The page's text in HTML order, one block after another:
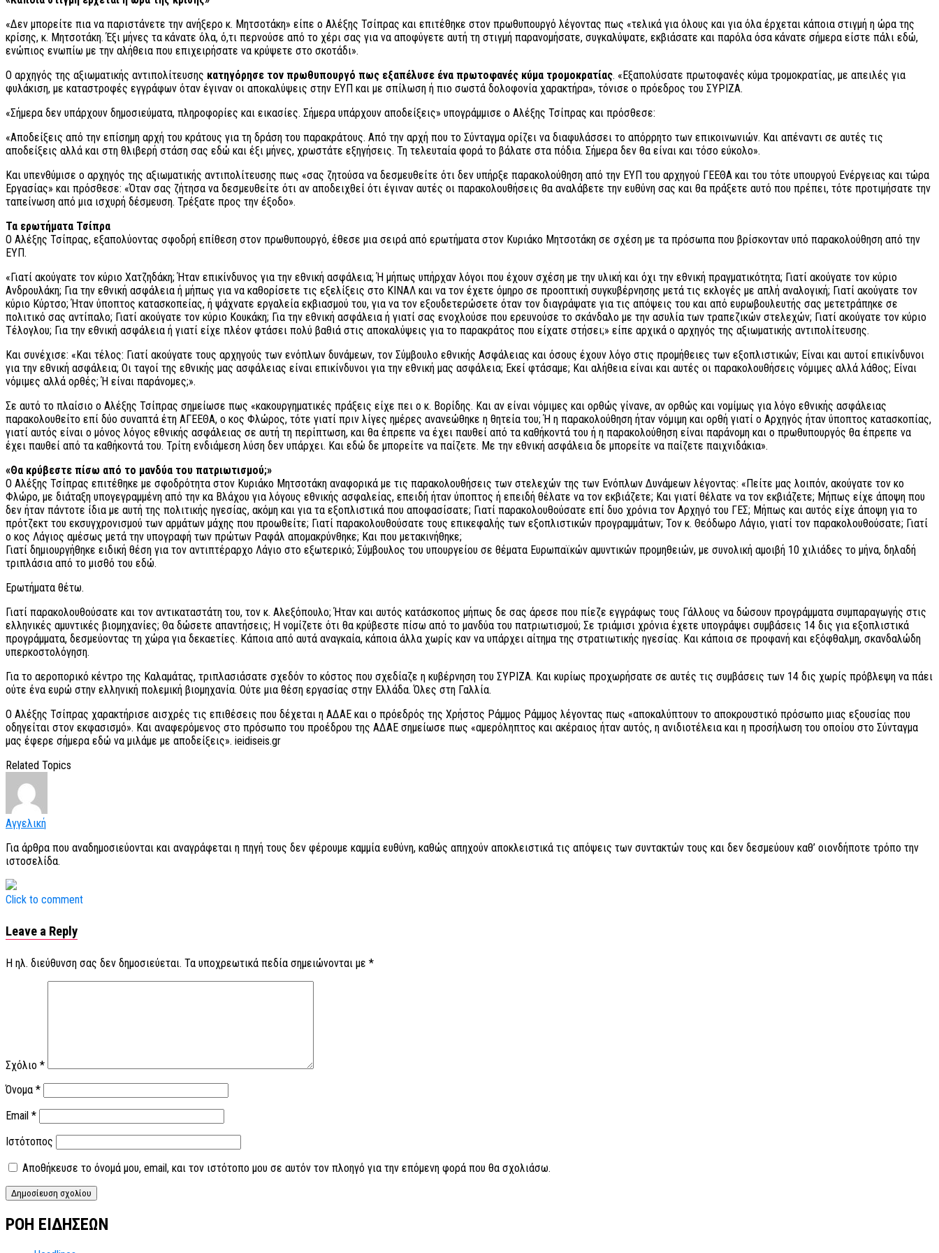
«Δεν μπορείτε πια να παριστάνετε την ανήξερο κ. Μητσοτάκη» είπε ο Αλέξης Τσίπρας και επιτέθηκε στον πρωθυπουργό λέγοντας πως «τελικά για όλους και για όλα έρχεται κάποια στιγμή η ώρα της
κρίσης, κ. Μητσοτάκη. Έξι μήνες τα κάνατε όλα, ό,τι περνούσε από το χέρι σας για να αποφύγετε αυτή τη στιγμή παρανομήσατε, συγκαλύψατε, εκβιάσατε και παρόλα όσα κάνατε σήμερα είστε πάλι εδώ,
ενώπιος ενωπίω με την αλήθεια που επιχειρήσατε να κρύψετε στο σκοτάδι».
Ο αρχηγός της αξιωματικής αντιπολίτευσης κατηγόρησε τον πρωθυπουργό πως εξαπέλυσε ένα πρωτοφανές κύμα τρομοκρατίας. «Εξαπολύσατε πρωτοφανές κύμα τρομοκρατίας, με απειλές για
φυλάκιση, με καταστροφές εγγράφων όταν έγιναν οι αποκαλύψεις στην ΕΥΠ και με σπίλωση ή πιο σωστά δολοφονία χαρακτήρα», τόνισε ο πρόεδρος του ΣΥΡΙΖΑ.
«Σήμερα δεν υπάρχουν δημοσιεύματα, πληροφορίες και εικασίες. Σήμερα υπάρχουν αποδείξεις» υπογράμμισε ο Αλέξης Τσίπρας και πρόσθεσε:
«Αποδείξεις από την επίσημη αρχή του κράτους για τη δράση του παρακράτους. Από την αρχή που το Σύνταγμα ορίζει να διαφυλάσσει το απόρρητο των επικοινωνιών. Και απέναντι σε αυτές τις
αποδείξεις αλλά και στη θλιβερή στάση σας εδώ και έξι μήνες, χρωστάτε εξηγήσεις. Τη τελευταία φορά το βάλατε στα πόδια. Σήμερα δεν θα είναι και τόσο εύκολο».
Και υπενθύμισε ο αρχηγός της αξιωματικής αντιπολίτευσης πως «σας ζητούσα να δεσμευθείτε ότι δεν υπήρξε παρακολούθηση από την ΕΥΠ του αρχηγού ΓΕΕΘΑ και του τότε υπουργού Ενέργειας και τώρα
Εργασίας» και πρόσθεσε: «Όταν σας ζήτησα να δεσμευθείτε ότι αν αποδειχθεί ότι έγιναν αυτές οι παρακολουθήσεις θα αναλάβετε την ευθύνη σας και θα πράξετε αυτό που πρέπει, τότε προτιμήσατε την
ταπείνωση από μια ισχυρή δέσμευση. Τρέξατε προς την έξοδο».
Τα ερωτήματα Τσίπρα
Ο Αλέξης Τσίπρας, εξαπολύοντας σφοδρή επίθεση στον πρωθυπουργό, έθεσε μια σειρά από ερωτήματα στον Κυριάκο Μητσοτάκη σε σχέση με τα πρόσωπα που βρίσκονταν υπό παρακολούθηση από την
ΕΥΠ.
«Γιατί ακούγατε τον κύριο Χατζηδάκη; Ήταν επικίνδυνος για την εθνική ασφάλεια; Ή μήπως υπήρχαν λόγοι που έχουν σχέση με την υλική και όχι την εθνική πραγματικότητα; Γιατί ακούγατε τον κύριο
Ανδρουλάκη; Για την εθνική ασφάλεια ή μήπως για να καθορίσετε τις εξελίξεις στο ΚΙΝΑΛ και να τον έχετε όμηρο σε προοπτική συγκυβέρνησης μετά τις εκλογές με απλή αναλογική; Γιατί ακούγατε τον
κύριο Κύρτσο; Ήταν ύποπτος κατασκοπείας, ή ψάχνατε εργαλεία εκβιασμού του, για να τον εξουδετερώσετε όταν τον διαγράψατε για τις απόψεις του και από ευρωβουλευτής σας μετετράπηκε σε
πολιτικό σας αντίπαλο; Γιατί ακούγατε τον κύριο Κουκάκη; Για την εθνική ασφάλεια ή γιατί σας ενοχλούσε που ερευνούσε το σκάνδαλο με την ασυλία των τραπεζικών στελεχών; Γιατί ακούγατε τον κύριο
Τέλογλου; Για την εθνική ασφάλεια ή γιατί είχε πλέον φτάσει πολύ βαθιά στις αποκαλύψεις για το παρακράτος που είχατε στήσει;» είπε αρχικά ο αρχηγός της αξιωματικής αντιπολίτευσης.
Και συνέχισε: «Και τέλος: Γιατί ακούγατε τους αρχηγούς των ενόπλων δυνάμεων, τον Σύμβουλο εθνικής Ασφάλειας και όσους έχουν λόγο στις προμήθειες των εξοπλιστικών; Είναι και αυτοί επικίνδυνοι
για την εθνική ασφάλεια; Οι ταγοί της εθνικής μας ασφάλειας είναι επικίνδυνοι για την εθνική μας ασφάλεια; Εκεί φτάσαμε; Και αλήθεια είναι και αυτές οι παρακολουθήσεις νόμιμες αλλά λάθος; Είναι
νόμιμες αλλά ορθές; Ή είναι παράνομες;».
Σε αυτό το πλαίσιο ο Αλέξης Τσίπρας σημείωσε πως «κακουργηματικές πράξεις είχε πει ο κ. Βορίδης. Και αν είναι νόμιμες και ορθώς γίνανε, αν ορθώς και νομίμως για λόγο εθνικής ασφάλειας
παρακολουθείτο επί δύο συναπτά έτη ΑΓΕΕΘΑ, ο κος Φλώρος, τότε γιατί πριν λίγες ημέρες ανανεώθηκε η θητεία του; Ή η παρακολούθηση ήταν νόμιμη και ορθή γιατί ο Αρχηγός ήταν ύποπτος κατασκοπίας,
γιατί αυτός είναι ο μόνος λόγος εθνικής ασφάλειας σε αυτή τη περίπτωση, και θα έπρεπε να έχει παυθεί από τα καθήκοντά του ή η παρακολούθηση είναι παράνομη και ο πρωθυπουργός θα έπρεπε να
έχει παυθεί από τα καθήκοντά του. Τρίτη ενδιάμεση λύση δεν υπάρχει. Και εδώ δε μπορείτε να παίζετε. Με την εθνική ασφάλεια δε μπορείτε να παίζετε παιχνιδάκια».
«Θα κρύβεστε πίσω από το μανδύα του πατριωτισμού;»
Ο Αλέξης Τσίπρας επιτέθηκε με σφοδρότητα στον Κυριάκο Μητσοτάκη αναφορικά με τις παρακολουθήσεις των στελεχών της των Ενόπλων Δυνάμεων λέγοντας: «Πείτε μας λοιπόν, ακούγατε τον κο
Φλώρο, με διάταξη υπογεγραμμένη από την κα Βλάχου για λόγους εθνικής ασφαλείας, επειδή ήταν ύποπτος ή επειδή θέλατε να τον εκβιάζετε; Και γιατί θέλατε να τον εκβιάζετε; Μήπως είχε άποψη που
δεν ήταν πάντοτε ίδια με αυτή της πολιτικής ηγεσίας, ακόμη και για τα εξοπλιστικά που αποφασίσατε; Γιατί παρακολουθούσατε επί δυο χρόνια τον Αρχηγό του ΓΕΣ; Μήπως και αυτός είχε άποψη για το
πρότζεκτ του εκσυγχρονισμού των αρμάτων μάχης που προωθείτε; Γιατί παρακολουθούσατε τους επικεφαλής των εξοπλιστικών προγραμμάτων; Τον κ. Θεόδωρο Λάγιο, γιατί τον παρακολουθούσατε; Γιατί
ο κος Λάγιος αμέσως μετά την υπογραφή των πρώτων Ραφάλ απομακρύνθηκε; Και που μετακινήθηκε;
Γιατί δημιουργήθηκε ειδική θέση για τον αντιπτέραρχο Λάγιο στο εξωτερικό; Σύμβουλος του υπουργείου σε θέματα Ευρωπαϊκών αμυντικών προμηθειών, με συνολική αμοιβή 10 χιλιάδες το μήνα, δηλαδή
τριπλάσια από το μισθό του εδώ.
Ερωτήματα θέτω.
Γιατί παρακολουθούσατε και τον αντικαταστάτη του, τον κ. Αλεξόπουλο; Ήταν και αυτός κατάσκοπος μήπως δε σας άρεσε που πίεζε εγγράφως τους Γάλλους να δώσουν προγράμματα συμπαραγωγής στις
ελληνικές αμυντικές βιομηχανίες; Θα δώσετε απαντήσεις; Η νομίζετε ότι θα κρύβεστε πίσω από το μανδύα του πατριωτισμού; Σε τριάμισι χρόνια έχετε υπογράψει συμβάσεις 14 δις για εξοπλιστικά
προγράμματα, δεσμεύοντας τη χώρα για δεκαετίες. Κάποια από αυτά αναγκαία, κάποια άλλα χωρίς καν να υπάρχει αίτημα της στρατιωτικής ηγεσίας. Και κάποια σε προφανή και εξόφθαλμη, σκανδαλώδη
υπερκοστολόγηση.
Για το αεροπορικό κέντρο της Καλαμάτας, τριπλασιάσατε σχεδόν το κόστος που σχεδίαζε η κυβέρνηση του ΣΥΡΙΖΑ. Και κυρίως προχωρήσατε σε αυτές τις συμβάσεις των 14 δις χωρίς πρόβλεψη να πάει
ούτε ένα ευρώ στην ελληνική πολεμική βιομηχανία. Ούτε μια θέση εργασίας στην Ελλάδα. Όλες στη Γαλλία.
Ο Αλέξης Τσίπρας χαρακτήρισε αισχρές τις επιθέσεις που δέχεται η ΑΔΑΕ και ο πρόεδρός της Χρήστος Ράμμος Ράμμος λέγοντας πως «αποκαλύπτουν το αποκρουστικό πρόσωπο μιας εξουσίας που
οδηγείται στον εκφασισμό». Και αναφερόμενος στο πρόσωπο του προέδρου της ΑΔΑΕ σημείωσε πως «αμερόληπτος και ακέραιος ήταν αυτός, η ανιδιοτέλεια και η προσήλωση του οποίου στο Σύνταγμα
μας έφερε σήμερα εδώ να μιλάμε με αποδείξεις». ieidiseis.gr
Related Topics
Αγγελική
Για άρθρα που αναδημοσιεύονται και αναγράφεται η πηγή τους δεν φέρουμε καμμία ευθύνη, καθώς απηχούν αποκλειστικά τις απόψεις των συντακτών τους και δεν δεσμεύουν καθ’ οιονδήποτε τρόπο την
ιστοσελίδα.
Click to comment
Leave a Reply
Η ηλ. διεύθυνση σας δεν δημοσιεύεται. Τα υποχρεωτικά πεδία σημειώνονται με *
Σχόλιο *
Όνομα *
Email *
Ιστότοπος
Αποθήκευσε το όνομά μου, email, και τον ιστότοπο μου σε αυτόν τον πλοηγό για την επόμενη φορά που θα σχολιάσω.
ΡΟΗ ΕΙΔΗΣΕΩΝ